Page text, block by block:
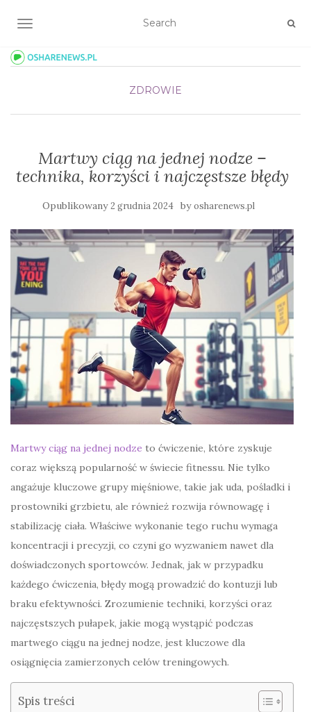
TOGGLE NAVIGATION
ZDROWIE
Martwy ciąg na jednej nodze –
technika, korzyści i najczęstsze błędy
Opublikowany2 grudnia 2024 byosharenews.pl
Martwy ciąg na jednej nodze to ćwiczenie, które zyskuje
coraz większą popularność w świecie fitnessu. Nie tylko
angażuje kluczowe grupy mięśniowe, takie jak uda, pośladki i
prostowniki grzbietu, ale również rozwija równowagę i
stabilizację ciała. Właściwe wykonanie tego ruchu wymaga
koncentracji i precyzji, co czyni go wyzwaniem nawet dla
doświadczonych sportowców. Jednak, jak w przypadku
każdego ćwiczenia, błędy mogą prowadzić do kontuzji lub
braku efektywności. Zrozumienie techniki, korzyści oraz
najczęstszych pułapek, jakie mogą wystąpić podczas
martwego ciągu na jednej nodze, jest kluczowe dla
osiągnięcia zamierzonych celów treningowych.
Spis treści